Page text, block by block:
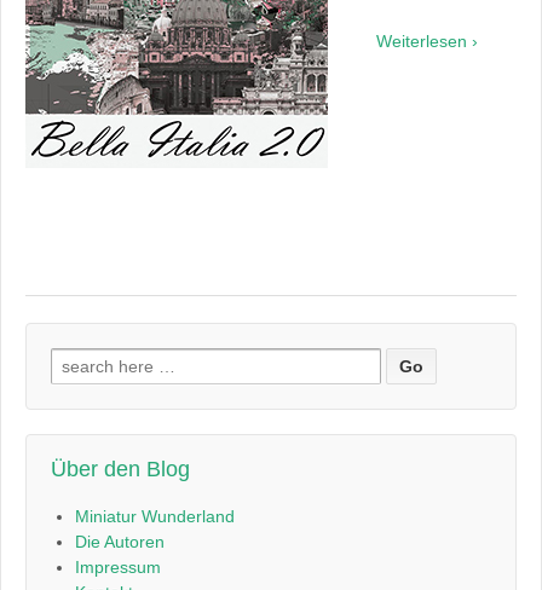
Weiterlesen ›
Suchen
nach:
Über den Blog
Miniatur Wunderland
Die Autoren
Impressum